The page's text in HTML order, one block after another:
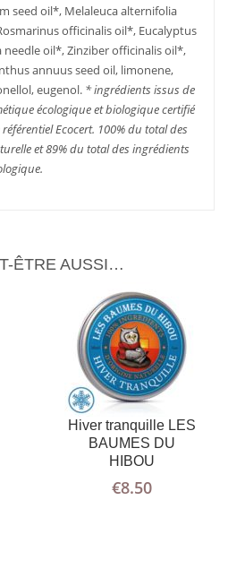
seed oil*, Melaleuca alternifolia
officinalis oil*, Eucalyptus
needle oil*, Zinziber officinalis oil*,
annuus seed oil, limonene,
eugenol. * ingrédients issus de
écologique et biologique certifié
Ecocert. 100% du total des
et89% du total des ingrédients
ÊTRE AUSSI…
Hiver tranquille LES
BAUMES DU
HIBOU
€8.50
AJOUTER
AU PANIER
PLUS
D'INFOS